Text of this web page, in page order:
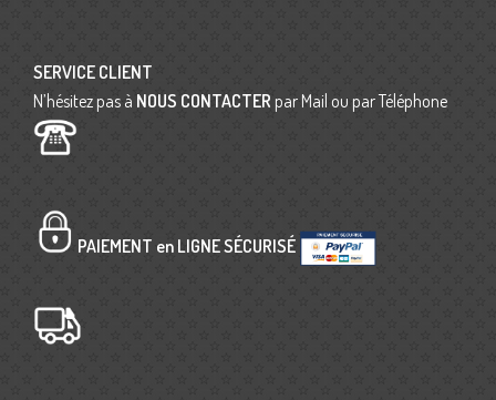
SERVICE CLIENT
N’hésitez pas à NOUS CONTACTER par Mail ou par Téléphone
PAIEMENT en LIGNE SÉCURISÉ